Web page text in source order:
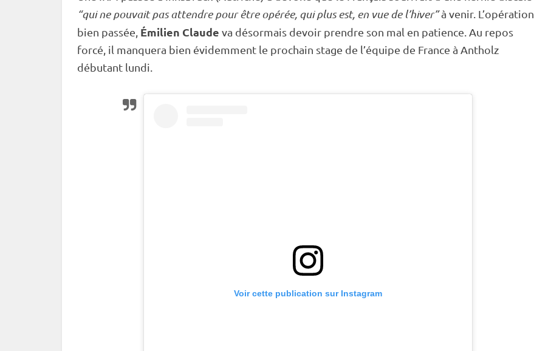
“qui ne pouvait pas attendre pour être opérée, qui plus est, en vue de l’hiver”à venir. L’opération
bien passée, Émilien Claude va désormais devoir prendre son mal en patience. Au repos
forcé, il manquera bien évidemment le prochain stage de l’équipe de France à Antholz
débutant lundi.
Voir cette publication sur Instagram